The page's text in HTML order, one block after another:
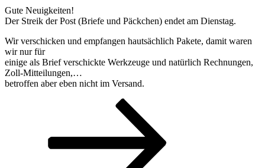
Gute Neuigkeiten!
Der Streik der Post (Briefe und Päckchen) endet am Dienstag.
Wir verschicken und empfangen hautsächlich Pakete, damit waren
wir nur für
einige als Brief verschickte Werkzeuge und natürlich Rechnungen,
Zoll-Mitteilungen,…
betroffen aber eben nicht im Versand.
Seitennummerierung
Beiträge